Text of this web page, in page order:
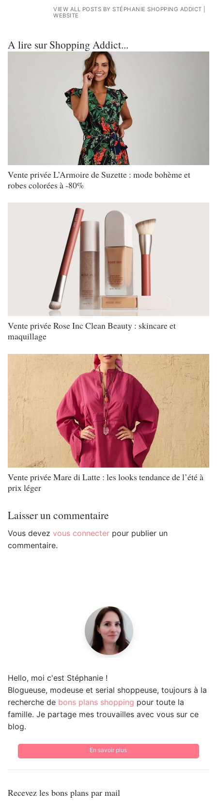
VIEW ALL POSTS BY STÉPHANIE SHOPPING ADDICT
WEBSITE
A lire sur Shopping Addict...
Vente privée L’Armoire de Suzette : mode bohème et
robes colorées à -80%
Vente privée Rose Inc Clean Beauty : skincare et
maquillage
Vente privée Mare di Latte : les looks tendance de l’été à
prix léger
Laisser un commentaire
Vous devez vous connecter pour publier un
commentaire.
Hello, moi c'est Stéphanie !
Blogueuse, modeuse et serial shoppeuse, toujours à la
recherche de bons plans shopping pour toute la
famille. Je partage mes trouvailles avec vous sur ce
blog.
En savoir plus
Recevez les bons plans par mail